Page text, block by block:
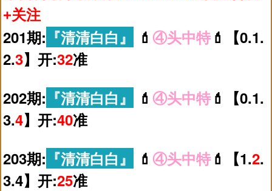
+关注
201期: 『清清白白』 💄 ④头中特💄【0.1.
2.3】开:32准
202期: 『清清白白』 💄 ④头中特💄【0.1.
3.4】开:40准
203期: 『清清白白』 💄 ④头中特💄【1.2.
3.4】开:25准